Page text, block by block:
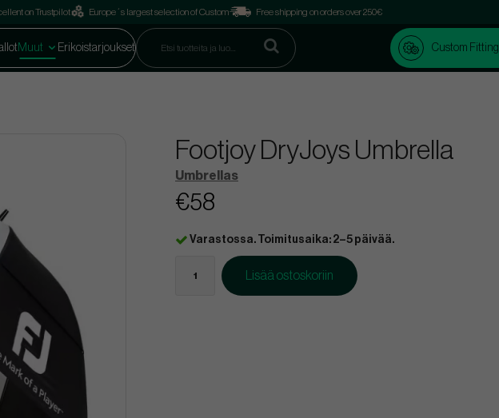
on Trustpilot Europe´s largest selection of Custom Free shipping on orders over 250€
Muut Erikoistarjoukset Custom Fitting
Footjoy DryJoys Umbrella
Umbrellas
€58
Varastossa. Toimitusaika: 2–5 päivää.
Lisää ostoskoriin